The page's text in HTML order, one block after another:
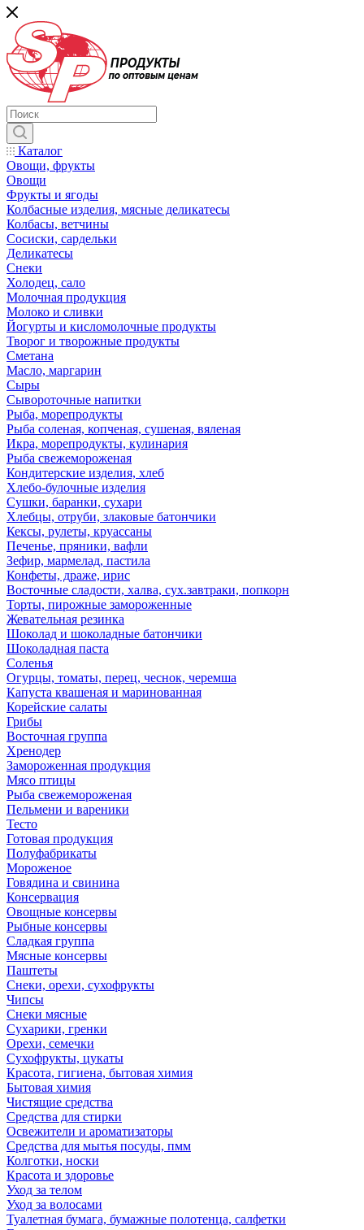
Каталог
Овощи, фрукты
Овощи
Фрукты и ягоды
Колбасные изделия, мясные деликатесы
Колбасы, ветчины
Сосиски, сардельки
Деликатесы
Снеки
Холодец, сало
Молочная продукция
Молоко и сливки
Йогурты и кисломолочные продукты
Творог и творожные продукты
Сметана
Масло, маргарин
Сыры
Сывороточные напитки
Рыба, морепродукты
Рыба соленая, копченая, сушеная, вяленая
Икра, морепродукты, кулинария
Рыба свежемороженая
Кондитерские изделия, хлеб
Хлебо-булочные изделия
Сушки, баранки, сухари
Хлебцы, отруби, злаковые батончики
Кексы, рулеты, круассаны
Печенье, пряники, вафли
Зефир, мармелад, пастила
Конфеты, драже, ирис
Восточные сладости, халва, сух.завтраки, попкорн
Торты, пирожные замороженные
Жевательная резинка
Шоколад и шоколадные батончики
Шоколадная паста
Соленья
Огурцы, томаты, перец, чеснок, черемша
Капуста квашеная и маринованная
Корейские салаты
Грибы
Восточная группа
Хренодер
Замороженная продукция
Мясо птицы
Рыба свежемороженая
Пельмени и вареники
Тесто
Готовая продукция
Полуфабрикаты
Мороженое
Говядина и свинина
Консервация
Овощные консервы
Рыбные консервы
Сладкая группа
Мясные консервы
Паштеты
Снеки, орехи, сухофрукты
Чипсы
Снеки мясные
Сухарики, гренки
Орехи, семечки
Сухофрукты, цукаты
Красота, гигиена, бытовая химия
Бытовая химия
Чистящие средства
Средства для стирки
Освежители и ароматизаторы
Средства для мытья посуды, пмм
Колготки, носки
Красота и здоровье
Уход за телом
Уход за волосами
Туалетная бумага, бумажные полотенца, салфетки